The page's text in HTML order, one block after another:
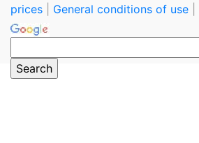
prices
General conditions of use